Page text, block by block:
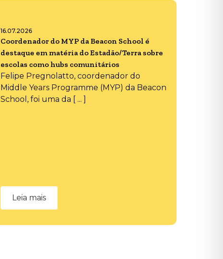
16.07.2026
Coordenador do MYP da Beacon School é
destaque em matéria do Estadão/Terra sobre
escolas como hubs comunitários
Felipe Pregnolatto, coordenador do
Middle Years Programme (MYP) da Beacon
School, foi uma da [ ... ]
Leia mais